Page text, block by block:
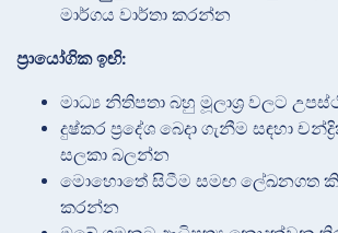
මාර්ගය වාර්තා කරන්න
ප්‍රායෝගික ඉඟි:
මාධ්‍ය නිතිපතා බහු මූලාශ්‍ර වලට
දුෂ්කර ප්‍රදේශ බෙදා ගැනීම සඳහා
සලකා බලන්න
මොහොතේ සිටීම සමඟ ලේඛනගත
කරන්න